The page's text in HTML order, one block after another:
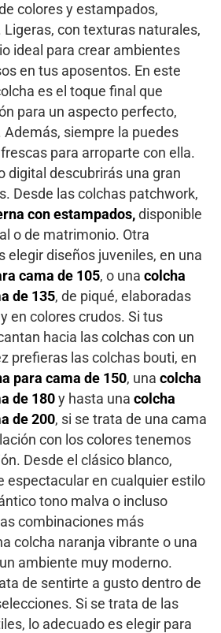
colores y estampados,
con texturas naturales,
ideal para crear ambientes
en tus aposentos. En este
es el toque final que
para un aspecto perfecto,
siempre la puedes
para arroparte con ella.
digital descubrirás una gran
Desde las colchas patchwork,
con estampados, disponible
o de matrimonio. Otra
elegir diseños juveniles, en una
cama de 105, o una colcha
de 135, de piqué, elaboradas
en colores crudos. Si tus
hacia las colchas con un
prefieras las colchas bouti, en
para cama de 150, una colcha
de 180 y hasta una colcha
de 200, si se trata de una cama
con los colores tenemos
Desde el clásico blanco,
espectacular en cualquier estilo
tono malva o incluso
combinaciones más
colcha naranja vibrante o una
ambiente muy moderno.
de sentirte a gusto dentro de
Si se trata de las
lo adecuado es elegir para